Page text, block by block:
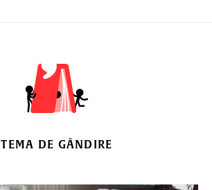
TEMA DE GÂNDIRE